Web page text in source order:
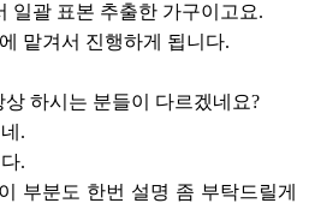
일괄 표본 추출한 가구이고요.
맡겨서 진행하게 됩니다.
상 하시는 분들이 다르겠네요?
네.
.
부분도 한번 설명 좀 부탁드릴게